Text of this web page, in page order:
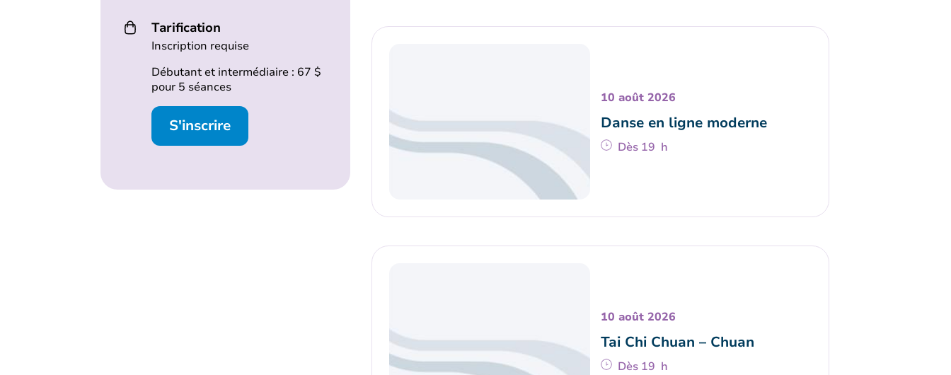
Tarification
Inscription requise
Débutant et intermédiaire : 67 $
pour 5 séances
S'inscrire
10 août 2026
Danse en ligne moderne
Dès 19 h
10 août 2026
Tai Chi Chuan – Chuan
Dès 19 h